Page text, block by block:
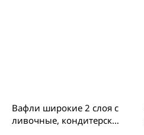
Вафли широкие 2 слоя с
ливочные, кондитерски